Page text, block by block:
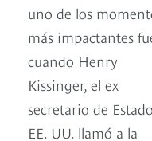
uno de los
más impactantes
cuando Henry
Kissinger, el ex
secretario de
EE. UU. llamó a la